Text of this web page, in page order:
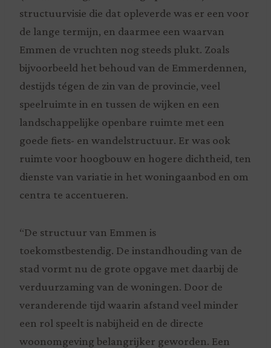
structuurvisie die dat opleverde was er een voor
de lange termijn, en daarmee een waarvan
Emmen de vruchten nog steeds plukt. Zoals
bijvoorbeeld het behoud van de Emmerdennen,
destijds tégen de zin van de provincie, veel
speelruimte in en tussen de wijken en een
landschappelijke openbare ruimte met een
goede fiets- en wandelstructuur. Er was ook
ruimte voor hoogbouw en hogere dichtheid, ten
dienste van variatie in het woningaanbod en om
centra te accentueren.
“De structuur van Emmen is
toekomstbestendig. De instandhouding van de
stad vormt nu de grote opgave met daarbij de
verduurzaming van de woningen. Door de
veranderende tijd waarin afstand veel minder
een rol speelt is nabijheid en de directe
woonomgeving belangrijker geworden. Een